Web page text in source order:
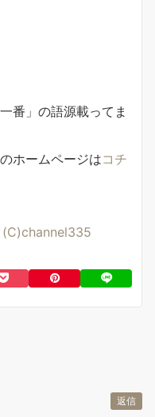
番」の語源載ってま
ホームページはコチ
(C)channel335
返信